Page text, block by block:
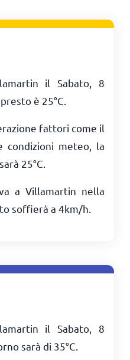
il Sabato, 8
è 25°C
fattori come il
meteo, la
25°C
a Villamartin nella
soffierà a 4km/h
il Sabato, 8
sarà di 35°C